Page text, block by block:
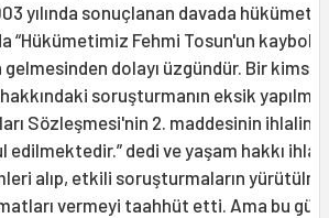
yılında sonuçlanan davada hükümet
“Hükümetimiz Fehmi Tosun'un
gelmesinden dolayı üzgündür. Bir
soruşturmanın eksik
Sözleşmesi'nin 2. maddesinin ihlalini
edilmektedir.” dedi ve yaşam hakkı
alıp, etkili soruşturmaların
vermeyi taahhüt etti. Ama bu